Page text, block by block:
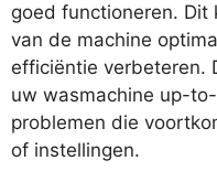
goed functioneren. Dit
van de machine
efficiëntie verbeteren.
uw wasmachine up-
problemen die
of instellingen.